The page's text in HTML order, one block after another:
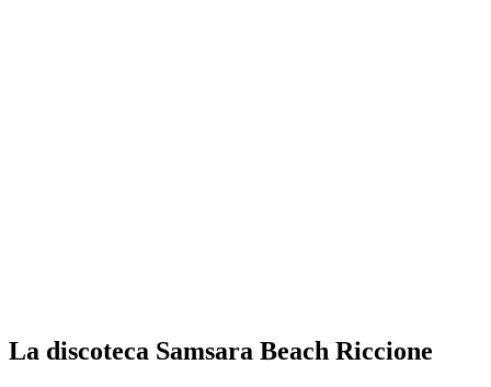
La discoteca Samsara Beach Riccione